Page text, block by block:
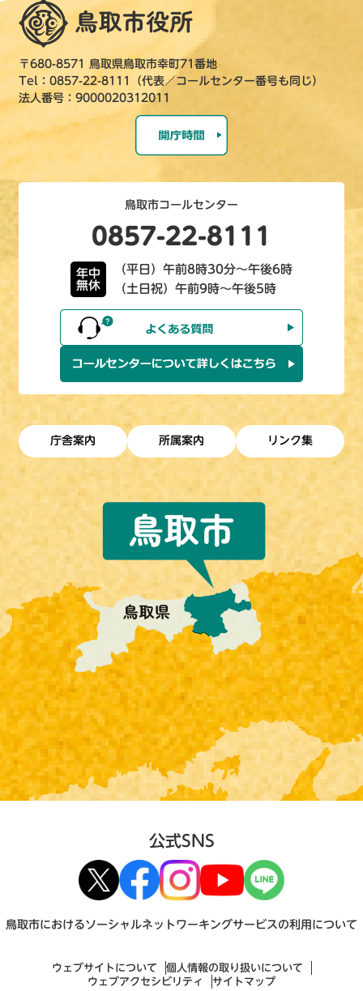
〒680-8571 鳥取県鳥取市幸町71番地
Tel：0857-22-8111（代表／コールセンター番号も同じ）
法人番号：9000020312011
鳥取市コールセンター
0857-22-8111
年中
無休
（平日）午前8時30分～午後6時
（土日祝）午前9時～午後5時
庁舎案内 所属案内 リンク集
公式SNS
鳥取市におけるソーシャルネットワーキングサービスの利用について
ウェブサイトについて
個人情報の取り扱いについて
ウェブアクセシビリティ
サイトマップ